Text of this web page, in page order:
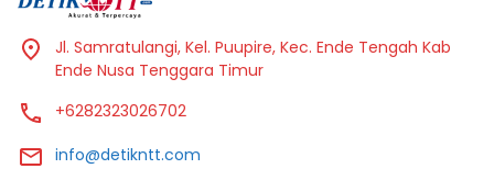
Jl. Samratulangi, Kel. Puupire, Kec. Ende Tengah Kab
Ende Nusa Tenggara Timur
+6282323026702
info@detikntt.com